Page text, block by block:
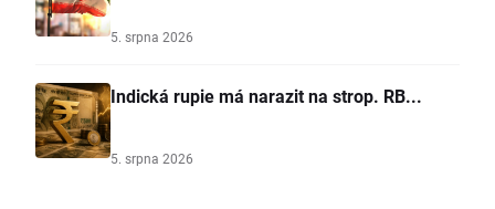
5. srpna 2026
Indická rupie má narazit na strop. RB...
5. srpna 2026